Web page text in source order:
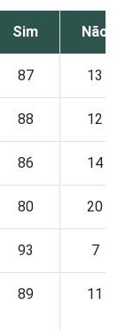
Sim Não
87 13
88 12
86 14
80 20
93 7
89 11